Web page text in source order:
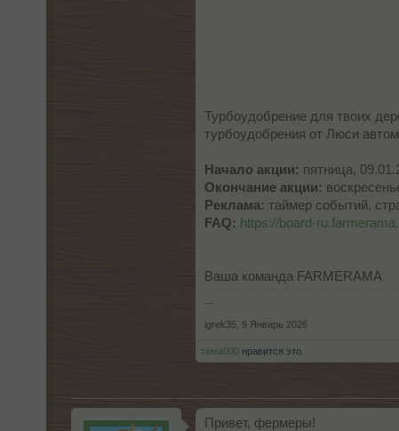
Турбоудобрение для твоих
турбоудобрения от Люси
Начало акции: пятница,
Окончание акции:
Реклама: таймер событий,
FAQ: https://board-
Ваша команда FARMERAMA
---
igrek35 9 Январь 2026
тёма000 нравится это.
Привет, фермеры!